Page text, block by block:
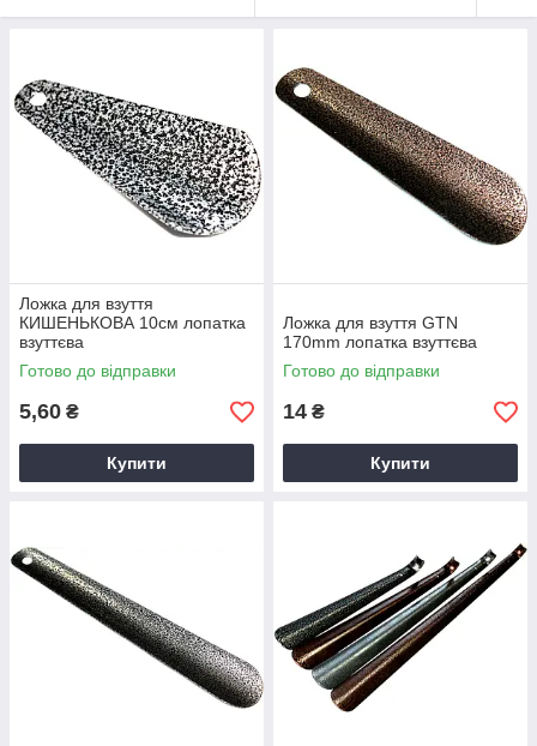
Ложка для взуття
КИШЕНЬКОВА 10см лопатка
взуттєва
Готово до відправки
5,60 ₴
Купити
Ложка для взуття GTN
170mm лопатка взуттєва
Готово до відправки
14 ₴
Купити